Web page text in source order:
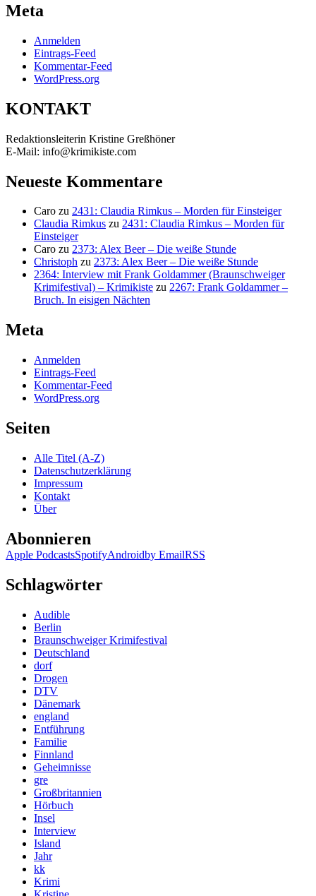
Meta
Anmelden
Eintrags-Feed
Kommentar-Feed
WordPress.org
KONTAKT
Redaktionsleiterin Kristine Greßhöner
E-Mail: info@krimikiste.com
Neueste Kommentare
Caro zu 2431: Claudia Rimkus – Morden für Einsteiger
Claudia Rimkus zu 2431: Claudia Rimkus – Morden für
Einsteiger
Caro zu 2373: Alex Beer – Die weiße Stunde
Christoph zu 2373: Alex Beer – Die weiße Stunde
2364: Interview mit Frank Goldammer (Braunschweiger
Krimifestival) – Krimikiste zu 2267: Frank Goldammer –
Bruch. In eisigen Nächten
Meta
Anmelden
Eintrags-Feed
Kommentar-Feed
WordPress.org
Seiten
Alle Titel (A-Z)
Datenschutzerklärung
Impressum
Kontakt
Über
Abonnieren
Apple PodcastsSpotifyAndroidby EmailRSS
Schlagwörter
Audible
Berlin
Braunschweiger Krimifestival
Deutschland
dorf
Drogen
DTV
Dänemark
england
Entführung
Familie
Finnland
Geheimnisse
gre
Großbritannien
Hörbuch
Insel
Interview
Island
Jahr
kk
Krimi